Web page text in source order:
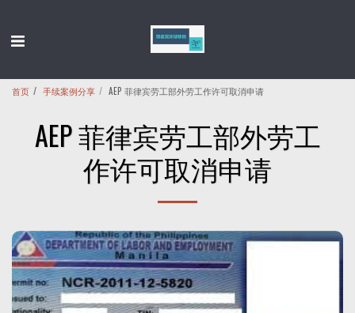
首页 手续案例分享 AEP 菲律宾劳工部外劳工作许可取消申请
AEP 菲律宾劳工部外劳工
作许可取消申请